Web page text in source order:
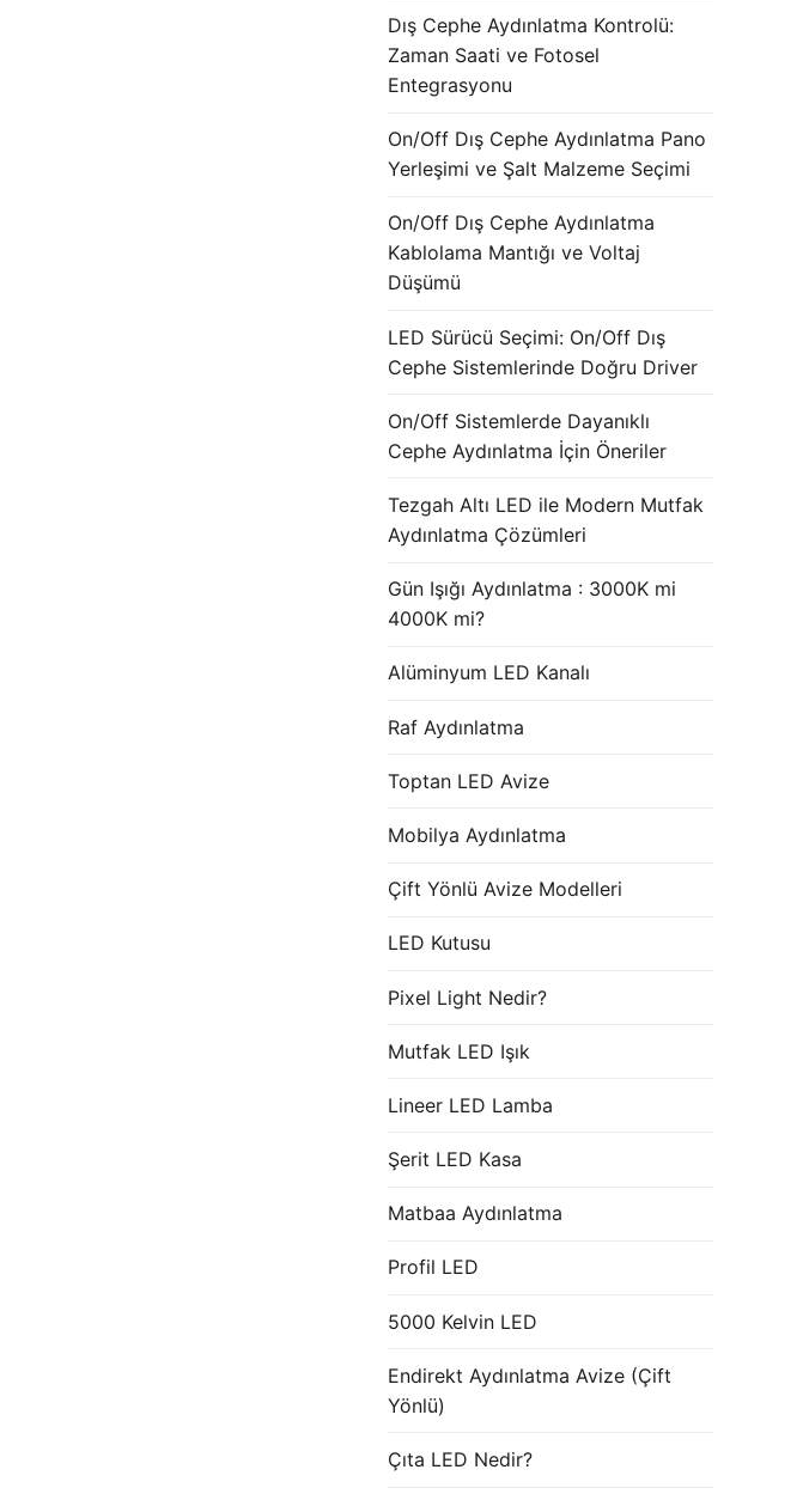
Dış Cephe Aydınlatma Kontrolü:
Zaman Saati ve Fotosel
Entegrasyonu
On/Off Dış Cephe Aydınlatma Pano
Yerleşimi ve Şalt Malzeme Seçimi
On/Off Dış Cephe Aydınlatma
Kablolama Mantığı ve Voltaj
Düşümü
LED Sürücü Seçimi: On/Off Dış
Cephe Sistemlerinde Doğru Driver
On/Off Sistemlerde Dayanıklı
Cephe Aydınlatma İçin Öneriler
Tezgah Altı LED ile Modern Mutfak
Aydınlatma Çözümleri
Gün Işığı Aydınlatma : 3000K mi
4000K mi?
Alüminyum LED Kanalı
Raf Aydınlatma
Toptan LED Avize
Mobilya Aydınlatma
Çift Yönlü Avize Modelleri
LED Kutusu
Pixel Light Nedir?
Mutfak LED Işık
Lineer LED Lamba
Şerit LED Kasa
Matbaa Aydınlatma
Profil LED
5000 Kelvin LED
Endirekt Aydınlatma Avize (Çift
Yönlü)
Çıta LED Nedir?